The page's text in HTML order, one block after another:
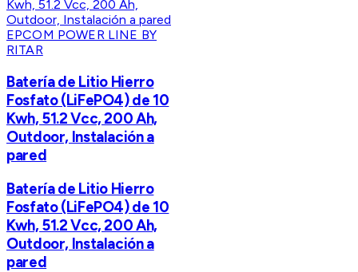
EPCOM POWER LINE BY
RITAR
Batería de Litio Hierro
Fosfato (LiFePO4) de 10
Kwh, 51.2 Vcc, 200 Ah,
Outdoor, Instalación a
pared
Batería de Litio Hierro
Fosfato (LiFePO4) de 10
Kwh, 51.2 Vcc, 200 Ah,
Outdoor, Instalación a
pared